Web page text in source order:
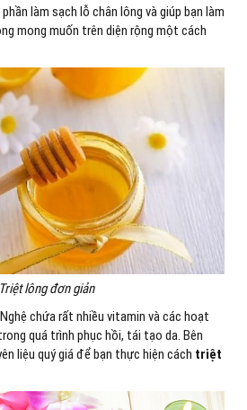
làm sạch lỗ chân lông và giúp bạn làm
mong muốn trên diện rộng một cách
Triệt lông đơn giản
chứa rất nhiều vitamin và các hoạt
quá trình phục hồi, tái tạo da. Bên
liệu quý giá để bạn thực hiện cách triệt